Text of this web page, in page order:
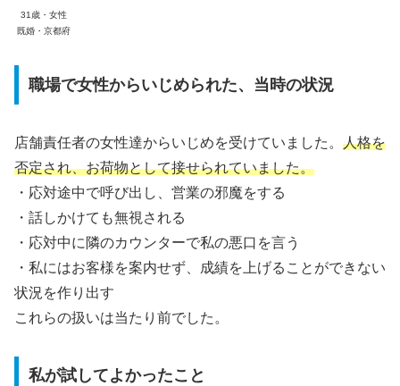
31歳・女性
既婚・京都府
職場で女性からいじめられた、当時の状況
店舗責任者の女性達からいじめを受けていました。 人格を
否定され、お荷物として接せられていました。
・応対途中で呼び出し、営業の邪魔をする
・話しかけても無視される
・応対中に隣のカウンターで私の悪口を言う
・私にはお客様を案内せず、成績を上げることができない
状況を作り出す
これらの扱いは当たり前でした。
私が試してよかったこと